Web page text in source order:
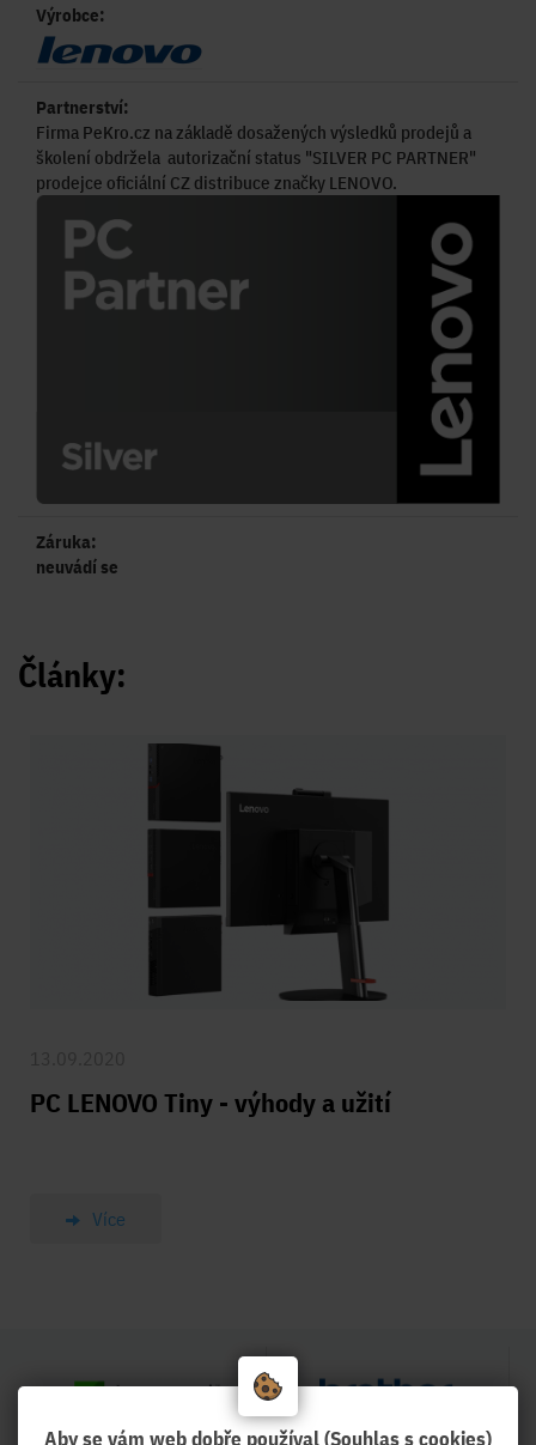
Výrobce:
Partnerství:
Firma PeKro.cz na základě dosažených výsledků prodejů a
školení obdržela autorizační status "SILVER PC PARTNER"
prodejce oficiální CZ distribuce značky LENOVO.
Záruka:
neuvádí se
Články:
PC LENOVO Tiny - výhody a užití
Více
Aby se vám web dobře používal (Souhlas s cookies)